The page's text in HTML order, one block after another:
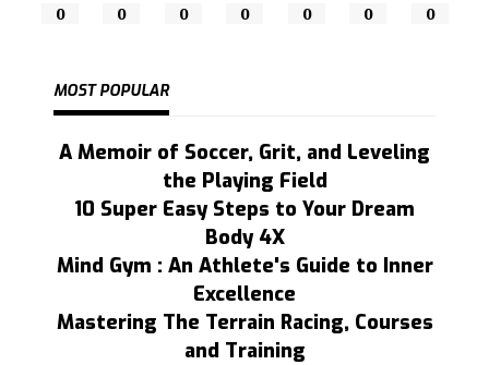
0 0 0 0 0 0 0
MOST POPULAR
A Memoir of Soccer, Grit, and Leveling
the Playing Field
10 Super Easy Steps to Your Dream
Body 4X
Mind Gym : An Athlete's Guide to Inner
Excellence
Mastering The Terrain Racing, Courses
and Training